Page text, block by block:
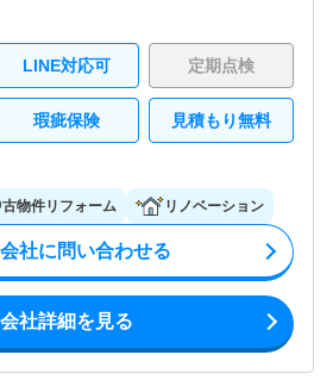
LINE対応可 定期点検
瑕疵保険 見積もり無料
古物件リフォーム リノベーション
社に問い合わせる
会社詳細を見る